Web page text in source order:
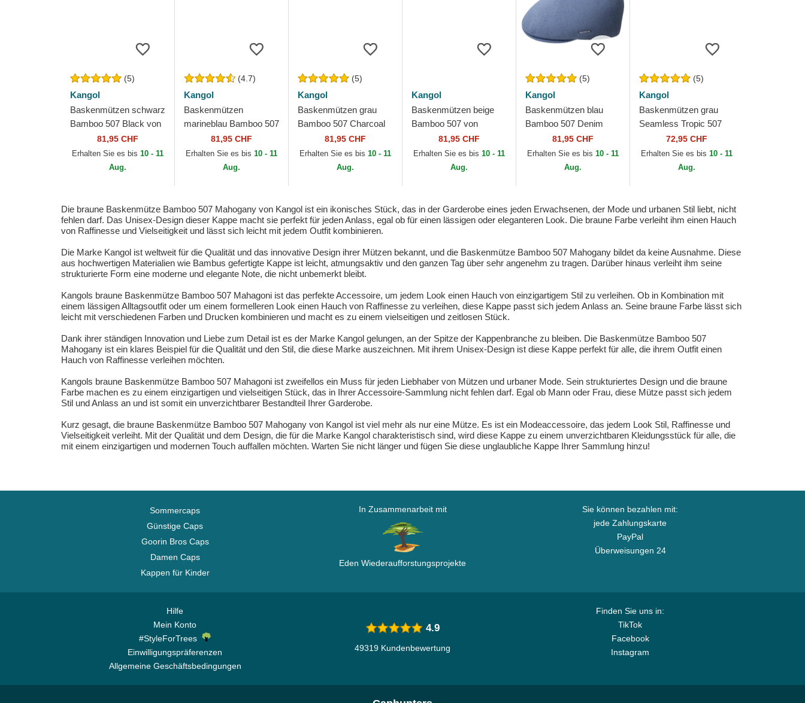
(5)
Kangol
Baskenmützen schwarz
Bamboo 507 Black von
81,95 CHF
Erhalten Sie es bis 10 - 11
Aug.
(4.7)
Kangol
Baskenmützen
marineblau Bamboo 507
Dk Blue von Kangol
81,95 CHF
Erhalten Sie es bis 10 - 11
Aug.
(5)
Kangol
Baskenmützen grau
Bamboo 507 Charcoal
von Kangol81,95 CHF
Erhalten Sie es bis 10 - 11
Aug.
Kangol
Baskenmützen beige
Bamboo 507 von
81,95 CHF
Erhalten Sie es bis 10 - 11
Aug.
(5)
Kangol
Baskenmützen blau
Bamboo 507 Denim
Blue von Kangol
81,95 CHF
Erhalten Sie es bis 10 - 11
Aug.
(5)
Kangol
Baskenmützen grau
Seamless Tropic 507
Charcoal von Kangol
72,95 CHF
Erhalten Sie es bis10 - 11
Aug.
Die braune Baskenmütze Bamboo 507 Mahogany von Kangol ist ein ikonisches Stück, das in der Garderobe eines jeden Erwachsenen, der Mode und urbanen Stil liebt, nicht
fehlen darf. Das Unisex-Design dieser Kappe macht sie perfekt für jeden Anlass, egal ob für einen lässigen oder eleganteren Look. Die braune Farbe verleiht ihm einen Hauch
von Raffinesse und Vielseitigkeit und lässt sich leicht mit jedem Outfit kombinieren.
Die Marke Kangol ist weltweit für die Qualität und das innovative Design ihrer Mützen bekannt, und die Baskenmütze Bamboo 507 Mahogany bildet da keine Ausnahme. Diese
aus hochwertigen Materialien wie Bambus gefertigte Kappe ist leicht, atmungsaktiv und den ganzen Tag über sehr angenehm zu tragen. Darüber hinaus verleiht ihm seine
strukturierte Form eine moderne und elegante Note, die nicht unbemerkt bleibt.
Kangols braune Baskenmütze Bamboo 507 Mahagoni ist das perfekte Accessoire, um jedem Look einen Hauch von einzigartigem Stil zu verleihen. Ob in Kombination mit
einem lässigen Alltagsoutfit oder um einem formelleren Look einen Hauch von Raffinesse zu verleihen, diese Kappe passt sich jedem Anlass an. Seine braune Farbe lässt sich
leicht mit verschiedenen Farben und Drucken kombinieren und macht es zu einem vielseitigen und zeitlosen Stück.
Dank ihrer ständigen Innovation und Liebe zum Detail ist es der Marke Kangol gelungen, an der Spitze der Kappenbranche zu bleiben. Die Baskenmütze Bamboo 507
Mahogany ist ein klares Beispiel für die Qualität und den Stil, die diese Marke auszeichnen. Mit ihrem Unisex-Design ist diese Kappe perfekt für alle, die ihrem Outfit einen
Hauch von Raffinesse verleihen möchten.
Kangols braune Baskenmütze Bamboo 507 Mahagoni ist zweifellos ein Muss für jeden Liebhaber von Mützen und urbaner Mode. Sein strukturiertes Design und die braune
Farbe machen es zu einem einzigartigen und vielseitigen Stück, das in Ihrer Accessoire-Sammlung nicht fehlen darf. Egal ob Mann oder Frau, diese Mütze passt sich jedem
Stil und Anlass an und ist somit ein unverzichtbarer Bestandteil Ihrer Garderobe.
Kurz gesagt, die braune Baskenmütze Bamboo 507 Mahogany von Kangol ist viel mehr als nur eine Mütze. Es ist ein Modeaccessoire, das jedem Look Stil, Raffinesse und
Vielseitigkeit verleiht. Mit der Qualität und dem Design, die für die Marke Kangol charakteristisch sind, wird diese Kappe zu einem unverzichtbaren Kleidungsstück für alle, die
mit einem einzigartigen und modernen Touch auffallen möchten. Warten Sie nicht länger und fügen Sie diese unglaubliche Kappe Ihrer Sammlung hinzu!
Sommercaps
Günstige Caps
Goorin Bros Caps
Damen Caps
Kappen für Kinder
In Zusammenarbeit mit
Eden Wiederaufforstungsprojekte
Sie können bezahlen mit:
jede Zahlungskarte
PayPal
Überweisungen 24
Hilfe
Mein Konto
#StyleForTrees
Einwilligungspräferenzen
Allgemeine Geschäftsbedingungen
Finden Sie uns in:
TikTok
Facebook
Instagram
4.9
49319 Kundenbewertung